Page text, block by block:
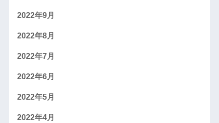
2022年9月
2022年8月
2022年7月
2022年6月
2022年5月
2022年4月